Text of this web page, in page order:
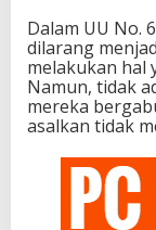
Dalam UU No.
dilarang
melakukan hal
Namun, tidak
mereka
asalkan tidak